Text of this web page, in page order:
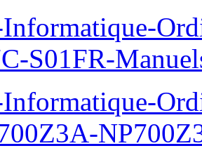
Informatique-
S01FR-
Informatique-